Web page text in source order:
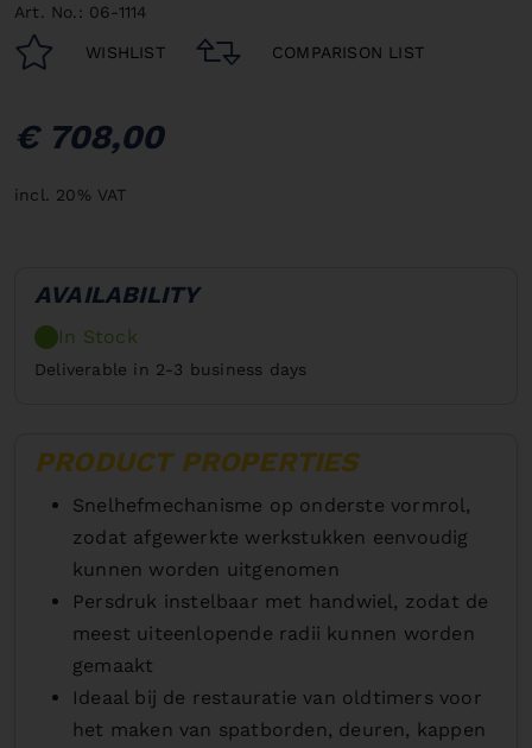
Art. No.: 06-1114
WISHLIST COMPARISON LIST
€ 708,00
incl. 20% VAT
AVAILABILITY
In Stock
Deliverable in 2-3 business days
PRODUCT PROPERTIES
Snelhefmechanisme op onderste vormrol,
zodat afgewerkte werkstukken eenvoudig
kunnen worden uitgenomen
Persdruk instelbaar met handwiel, zodat de
meest uiteenlopende radii kunnen worden
gemaakt
Ideaal bij de restauratie van oldtimers voor
het maken van spatborden, deuren, kappen